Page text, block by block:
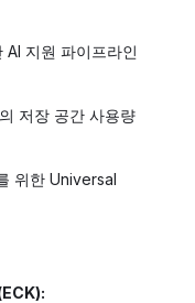
지원 파이프라인
저장 공간 사용량
위한 Universal